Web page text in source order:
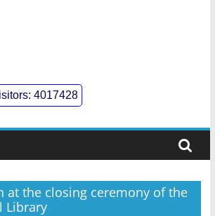
4017428
at the closing ceremony of the
Library